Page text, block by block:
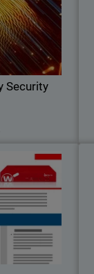
Security
Absolut sicher.
Firebox T45
Niveau für